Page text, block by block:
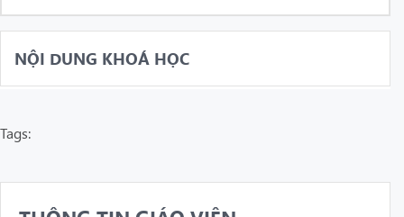
NỘI DUNG KHOÁ HỌC
Tags: